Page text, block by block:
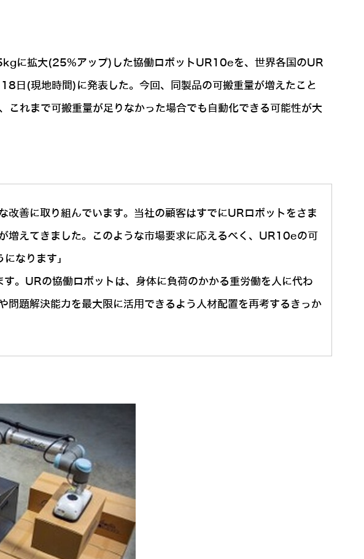
に拡大(25%アップ)した協働ロボットUR10eを、世界各国のUR
日(現地時間)に発表した。今回、同製品の可搬重量が増えたこと
れまで可搬重量が足りなかった場合でも自動化できる可能性が大
改善に取り組んでいます。当社の顧客はすでにURロボットをさま
増えてきました。このような市場要求に応えるべく、UR10eの可
なります」
。URの協働ロボットは、身体に負荷のかかる重労働を人に代わ
題解決能力を最大限に活用できるよう人材配置を再考するきっか